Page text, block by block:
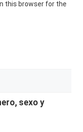
this browser for the
sexo y